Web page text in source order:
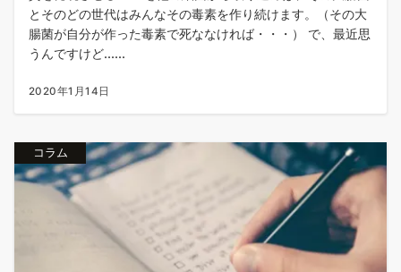
とそのどの世代はみんなその毒素を作り続けます。（その大
腸菌が自分が作った毒素で死ななければ・・・） で、最近思
うんですけど......
2020年1月14日
コラム